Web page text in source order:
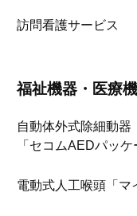
訪問看護サービス
福祉機器・医療
自動体外式除細動器
「セコムAEDパッケ
電動式人工喉頭「マ